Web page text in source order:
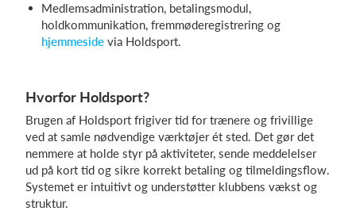
Medlemsadministration, betalingsmodul,
holdkommunikation, fremmøderegistrering og
hjemmeside via Holdsport.
Hvorfor Holdsport?
Brugen af Holdsport frigiver tid for trænere og frivillige
ved at samle nødvendige værktøjer ét sted. Det gør det
nemmere at holde styr på aktiviteter, sende meddelelser
ud på kort tid og sikre korrekt betaling og tilmeldingsflow.
Systemet er intuitivt og understøtter klubbens vækst og
struktur.